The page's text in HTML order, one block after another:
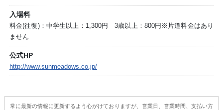
入場料
料金(往復)：中学生以上：1,300円 3歳以上：800円※片道料金はあり
ません
公式HP
http://www.sunmeadows.co.jp/
常に最新の情報に更新するよう心がけておりますが、営業日、営業時間、支払い方